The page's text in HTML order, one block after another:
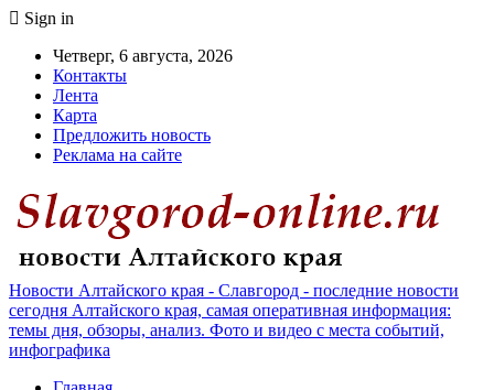
Sign in
Четверг, 6 августа, 2026
Контакты
Лента
Карта
Предложить новость
Реклама на сайте
Новости Алтайского края - Славгород - последние новости
сегодня Алтайского края, самая оперативная информация:
темы дня, обзоры, анализ. Фото и видео с места событий,
инфографика